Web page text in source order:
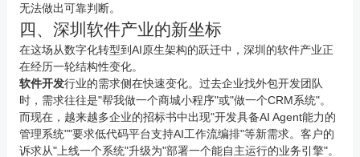
无法做出可靠判断。
四、深圳软件产业的新坐标
在这场从数字化转型到AI原生架构的跃迁中，深圳的软件产业正
在经历一轮结构性变化。
软件开发行业的需求侧在快速变化。过去企业找外包开发团队
时，需求往往是"帮我做一个商城小程序"或"做一个CRM系统"。
而现在，越来越多企业的招标书中出现"开发具备AI Agent能力的
管理系统""要求低代码平台支持AI工作流编排"等新需求。客户的
诉求从"上线一个系统"升级为"部署一个能自主运行的业务引擎"。